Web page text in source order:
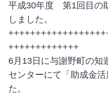
平成30年度 第1回目の
しました。
+++++++++++++
6月13日に与謝野町の知
センターにて「助成金
た。